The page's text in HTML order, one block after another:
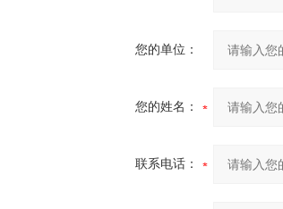
您的单位：
您的姓名：
联系电话：